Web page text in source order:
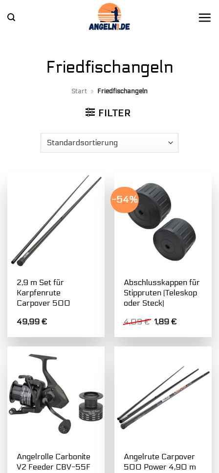
Inhalt
Friedfischangeln
Start » Friedfischangeln
FILTER
2,9 m Set für
Karpfenrute
Carpover 500
49,99€
-54%
Abschlusskappen für
Stippruten (Teleskop
oder Steck)
4,09€ Ursprünglicher
war:
4,09 €
1,89€Aktueller
ist:
1,89 €.
Angelrolle Carbonite
V2 Feeder CBV-55F
Angelrute Carpover
500 Power 4,90 m